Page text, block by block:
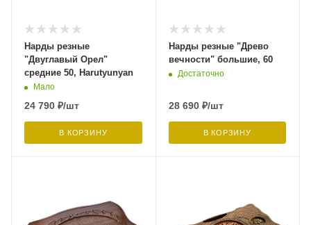
Нарды резные
"Двуглавый Орел"
средние 50, Harutyunyan
Мало
24 790 ₽/шт
В КОРЗИНУ
Нарды резные "Древо
вечности" большие, 60
Достаточно
28 690₽/шт
В КОРЗИНУ